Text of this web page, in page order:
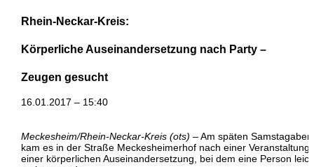
Rhein-Neckar-Kreis:
Körperliche Auseinandersetzung nach Party –
Zeugen gesucht
16.01.2017 – 15:40
Meckesheim/Rhein-Neckar-Kreis (ots) – Am späten
kam es in der Straße Meckesheimerhof nach einer Veranstaltung
einer körperlichen Auseinandersetzung, bei dem eine Person